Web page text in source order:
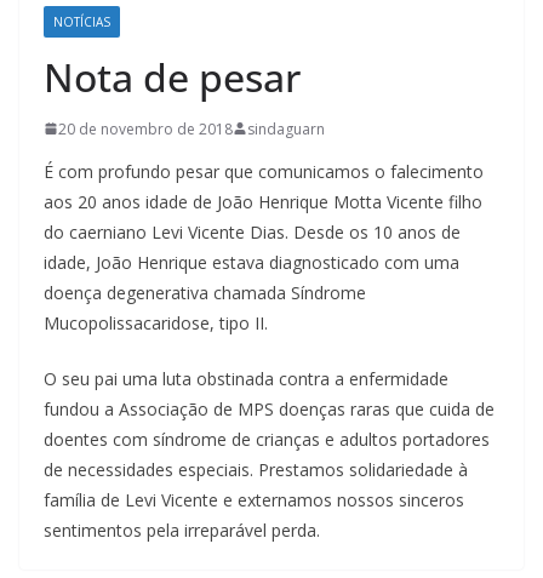
NOTÍCIAS
Nota de pesar
20 de novembro de 2018 sindaguarn
É com profundo pesar que comunicamos o falecimento
aos 20 anos idade de João Henrique Motta Vicente filho
do caerniano Levi Vicente Dias. Desde os 10 anos de
idade, João Henrique estava diagnosticado com uma
doença degenerativa chamada Síndrome
Mucopolissacaridose, tipo II.
O seu pai uma luta obstinada contra a enfermidade
fundou a Associação de MPS doenças raras que cuida de
doentes com síndrome de crianças e adultos portadores
de necessidades especiais. Prestamos solidariedade à
família de Levi Vicente e externamos nossos sinceros
sentimentos pela irreparável perda.